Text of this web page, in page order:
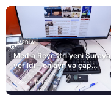
MEDİA
Media Reyestri yeni Şuraya
verildi – onlayn və çap
mediasını nə gözləyir?
7 Avq • 15:14